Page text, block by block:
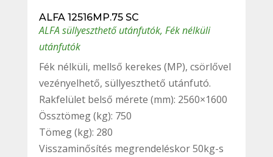
ALFA 12516MP.75 SC
ALFA süllyeszthető utánfutók, Fék nélküli
utánfutók
Fék nélküli, mellső kerekes (MP), csörlővel
vezényelhető, süllyeszthető utánfutó.
Rakfelület belső mérete (mm): 2560×1600
Össztömeg (kg): 750
Tömeg (kg): 280
Visszaminősítés megrendeléskor 50kg-s